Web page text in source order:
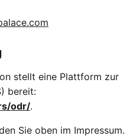
stellt eine Plattform zur
bereit:
odr/.
Sie oben im Impressum.